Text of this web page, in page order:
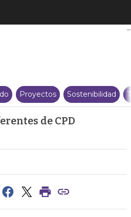
se buscan referentes de
Proyectos Sostenibilidad
de CPD